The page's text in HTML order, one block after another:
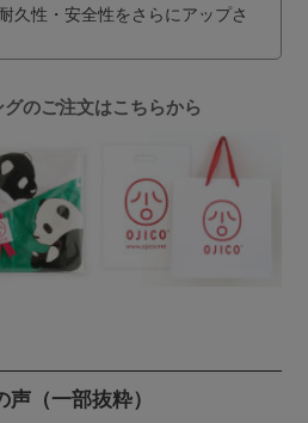
久性・安全性をさらにアップさ
のご注文はこちらから
声（一部抜粋）